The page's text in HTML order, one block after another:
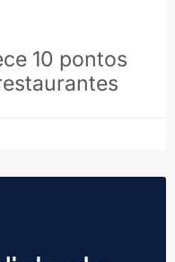
10 pontos